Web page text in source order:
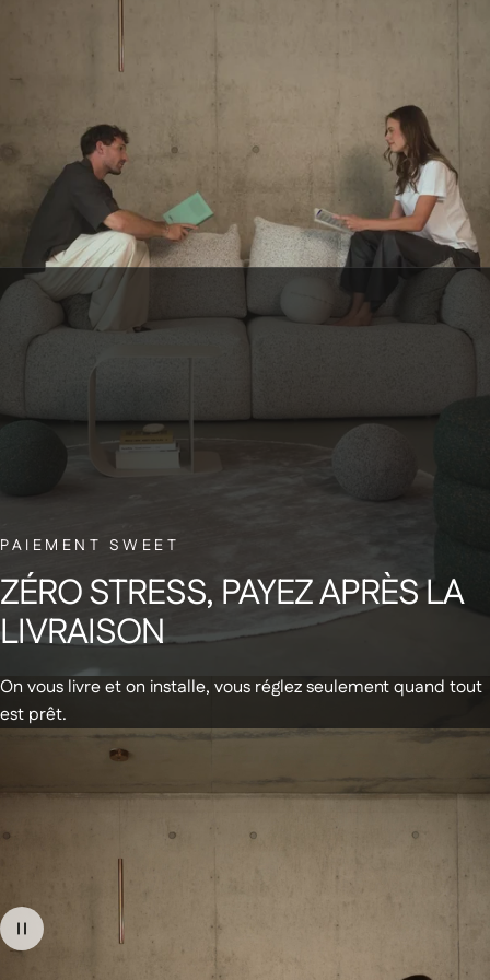
PAIEMENT SWEET
ZÉROSTRESS, PAYEZAPRÈSLA
LIVRAISON
On vous livre et on installe, vous réglez seulement quand tout
est prêt.
Abonnez-vous à notre newsletter et
recevez un code de réduction de 20€
sur votre première commande
Recevez des infos & promos par email
Produits +
En stock - Livraison express
Canapés
Lits
À propos de nous
Notre Showroom
En stock - Livraison rapide
Aide +